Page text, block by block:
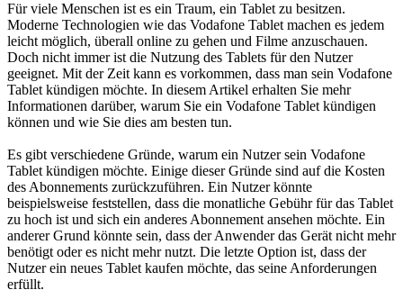
Für viele Menschen ist es ein Traum, ein Tablet zu besitzen.
Moderne Technologien wie das Vodafone Tablet machen es jedem
leicht möglich, überall online zu gehen und Filme anzuschauen.
Doch nicht immer ist die Nutzung des Tablets für den Nutzer
geeignet. Mit der Zeit kann es vorkommen, dass man sein Vodafone
Tablet kündigen möchte. In diesem Artikel erhalten Sie mehr
Informationen darüber, warum Sie ein Vodafone Tablet kündigen
können und wie Sie dies am besten tun.
Es gibt verschiedene Gründe, warum ein Nutzer sein Vodafone
Tablet kündigen möchte. Einige dieser Gründe sind auf die Kosten
des Abonnements zurückzuführen. Ein Nutzer könnte
beispielsweise feststellen, dass die monatliche Gebühr für das Tablet
zu hoch ist und sich ein anderes Abonnement ansehen möchte. Ein
anderer Grund könnte sein, dass der Anwender das Gerät nicht mehr
benötigt oder es nicht mehr nutzt. Die letzte Option ist, dass der
Nutzer ein neues Tablet kaufen möchte, das seine Anforderungen
erfüllt.